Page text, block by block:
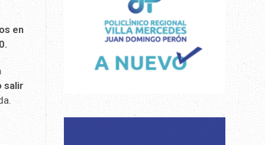
en
salir